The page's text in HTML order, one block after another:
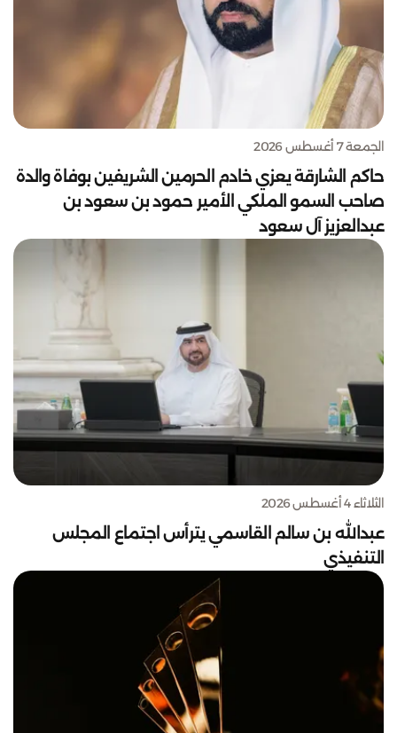
الجمعة 7 أغسطس 2026
حاكم الشارقة يعزي خادم الحرمين الشريفين بوفاة والدة
صاحب السمو الملكي الأمير حمود بن سعود بن
عبدالعزيز آل سعود
الثلاثاء 4 أغسطس 2026
عبدالله بن سالم القاسمي يترأس اجتماع المجلس
التنفيذي